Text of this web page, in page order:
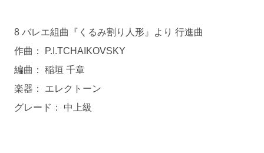
8 バレエ組曲『くるみ割り人形』より 行進曲
作曲： P.I.TCHAIKOVSKY
編曲： 稲垣 千章
楽器： エレクトーン
グレード： 中上級